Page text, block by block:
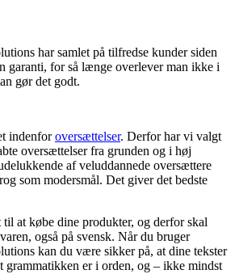
har samlet på tilfredse kunder siden
garanti, for så længe overlever man ikke i
gør det godt.
indenforoversættelser. Derfor har vi valgt
oversættelser fra grunden og i høj
af veluddannede oversættere
som modersmål. Det giver det bedste
at købe dine produkter, og derfor skal
også på svensk. Når du bruger
kan du være sikker på, at dine tekster
grammatikken er i orden, og – ikke mindst